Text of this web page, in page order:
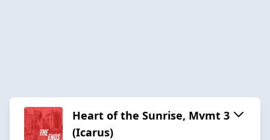
Heart of the Sunrise, Mvmt 3
(Icarus)